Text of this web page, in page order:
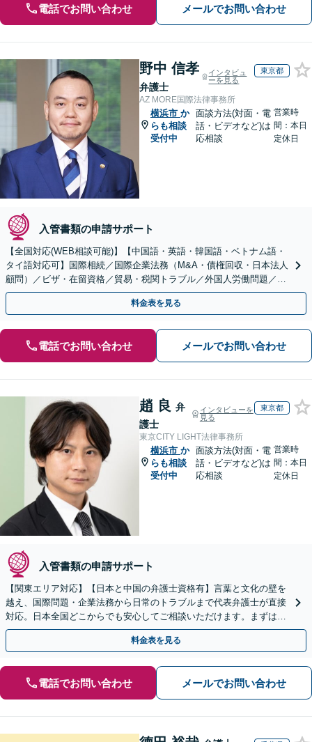
電話でお問い合わせ メールでお問い合わせ
野中 信孝
弁護士
インタビュ
ーを見る
東京都
AZ MORE国際法律事務所
横浜市 か
らも相談
受付中
面談方法(対面・電
話・ビデオなど)は
応相談
営業時
間：本日
定休日
入管書類の申請サポート
【全国対応(WEB相談可能)】【中国語・英語・韓国語・ベトナム語・
タイ語対応可】国際相続／国際企業法務（M&A・債権回収・日本法人
顧問）／ビザ・在留資格／貿易・税関トラブル／外国人労働問題／外
国人刑事事件など、幅広いご相談に対応可能
料金表を見る
電話でお問い合わせ メールでお問い合わせ
趙 良 弁
護士
インタビューを
見る
東京都
東京CITY LIGHT法律事務所
横浜市 か
らも相談
受付中
面談方法(対面・電
話・ビデオなど)は
応相談
営業時
間：本日
定休日
入管書類の申請サポート
【関東エリア対応】【日本と中国の弁護士資格有】言葉と文化の壁を
越え、国際問題・企業法務から日常のトラブルまで代表弁護士が直接
対応。日本全国どこからでも安心してご相談いただけます。まずは一
歩を踏み出してみませんか。【初回相談無料】
料金表を見る
電話でお問い合わせ メールでお問い合わせ